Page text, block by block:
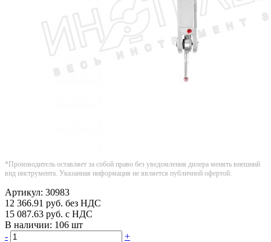
*Производитель оставляет за собой право без уведомления дилера менять внешний
вид инструмента. Указанная информация не является публичной офертой.
Артикул: 30983
12 366.91 руб. без НДС
15 087.63 руб. с НДС
В наличии: 106 шт
-
+